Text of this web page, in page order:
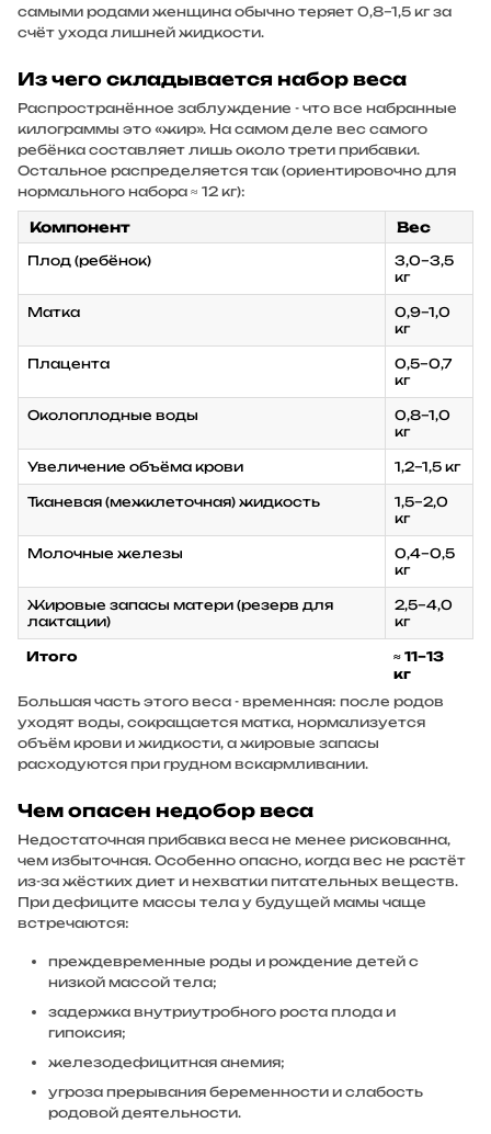
самыми родами женщина обычно теряет 0,8–1,5 кг за
счёт ухода лишней жидкости.
Из чего складывается набор веса
Распространённое заблуждение - что все набранные
килограммы это «жир». На самом деле вес самого
ребёнка составляет лишь около трети прибавки.
Остальное распределяется так (ориентировочно для
нормального набора ≈ 12 кг):
Компонент Вес
Плод (ребёнок)
3,0–3,5
кг
Матка
0,9–1,0
кг
Плацента
0,5–0,7
кг
Околоплодные воды
0,8–1,0
кг
Увеличение объёма крови 1,2–1,5 кг
Тканевая (межклеточная) жидкость
1,5–2,0
кг
Молочные железы
0,4–0,5
кг
Жировые запасы матери (резерв для
лактации)
2,5–4,0
кг
Итого
≈ 11–13
кг
Большая часть этого веса - временная: после родов
уходят воды, сокращается матка, нормализуется
объём крови и жидкости, а жировые запасы
расходуются при грудном вскармливании.
Чем опасен недобор веса
Недостаточная прибавка веса не менее рискованна,
чем избыточная. Особенно опасно, когда вес не растёт
из-за жёстких диет и нехватки питательных веществ.
При дефиците массы тела у будущей мамы чаще
встречаются:
преждевременные роды и рождение детей с
низкой массой тела;
задержка внутриутробного роста плода и
гипоксия;
железодефицитная анемия;
угроза прерывания беременности и слабость
родовой деятельности.